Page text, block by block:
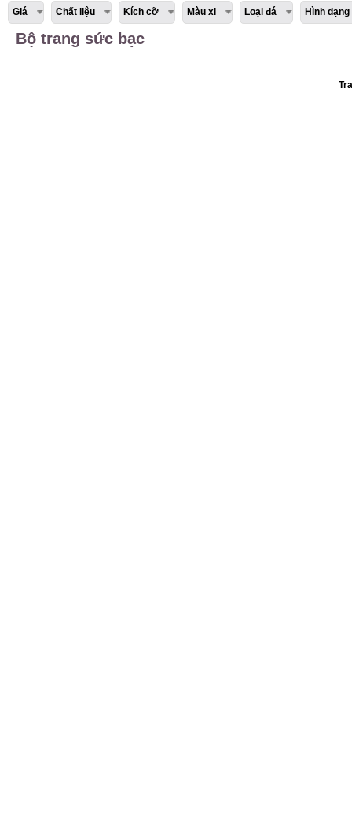
Giá Chất liệu Kích cỡ Màu xi Loại đá Hình dạng
Bộ trang sức bạc